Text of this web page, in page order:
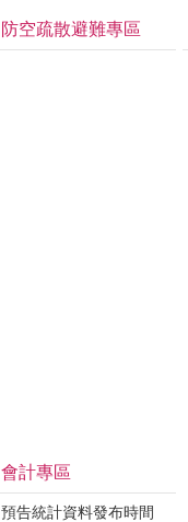
防空疏散避難專區
會計專區
預告統計資料發布時間